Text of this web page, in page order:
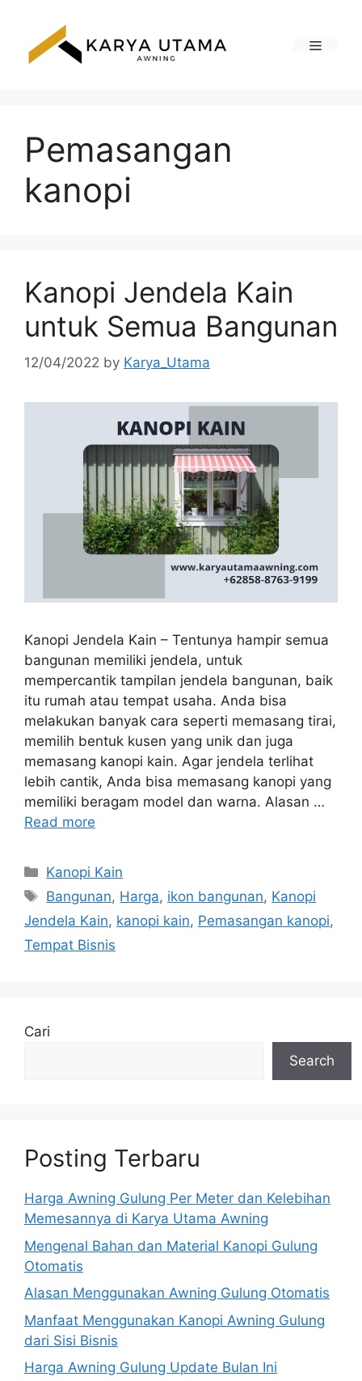
content
Pemasangan
kanopi
Kanopi Jendela Kain
untuk Semua Bangunan
12/04/2022 by Karya_Utama
Kanopi Jendela Kain – Tentunya hampir semua
bangunan memiliki jendela, untuk
mempercantik tampilan jendela bangunan, baik
itu rumah atau tempat usaha. Anda bisa
melakukan banyak cara seperti memasang tirai,
memilih bentuk kusen yang unik dan juga
memasang kanopi kain. Agar jendela terlihat
lebih cantik, Anda bisa memasang kanopi yang
memiliki beragam model dan warna. Alasan …
Read more
Categories
Kanopi Kain
Tags
Bangunan, Harga, ikon bangunan, Kanopi
Jendela Kain, kanopi kain, Pemasangan kanopi,
Tempat Bisnis
Cari
Search
Posting Terbaru
Harga Awning Gulung Per Meter dan Kelebihan
Memesannya di Karya Utama Awning
Mengenal Bahan dan Material Kanopi Gulung
Otomatis
Alasan Menggunakan Awning Gulung Otomatis
Manfaat Menggunakan Kanopi Awning Gulung
dari Sisi Bisnis
Harga Awning Gulung Update Bulan Ini